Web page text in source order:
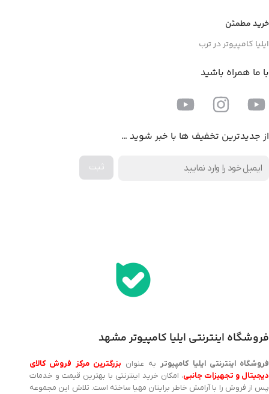
خرید مطمئن
ایلیا کامپیوتر در ترب
با ما همراه باشید
از جدیدترین تخفیف ها با خبر شوید …
فروشگاه اینترنتی ایلیا کامپیوتر مشهد
فروشگاه اینترنتی ایلیا کامپیوتر به عنوان بزرگترین مرکز فروش کالای
دیجیتال و تجهیزات جانبی، امکان خرید اینترنتی با بهترین قیمت و خدمات
پس از فروش را با آرامش خاطر برایتان مهیا ساخته است. تلاش این مجموعه